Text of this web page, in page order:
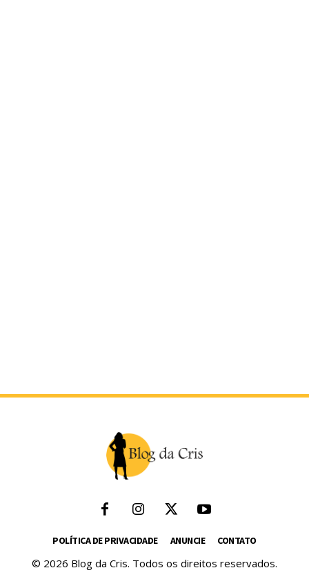
POLÍTICA DE PRIVACIDADE ANUNCIE CONTATO
© 2026 Blog da Cris. Todos os direitos reservados.